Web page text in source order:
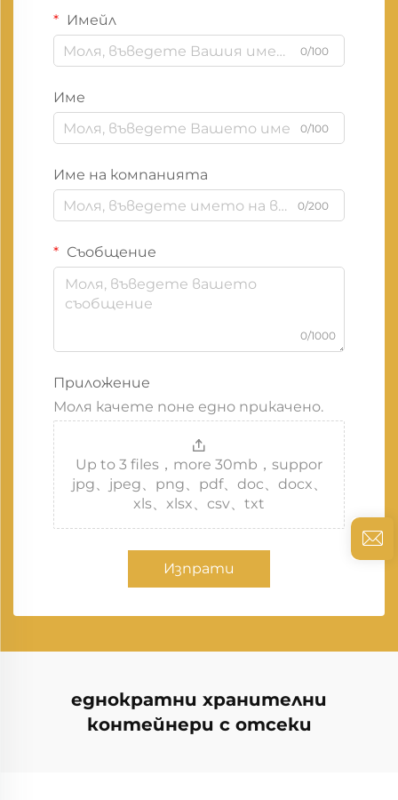
Имейл
0/100
Име
0/100
Име на компанията
0/200
Съобщение
0/1000
Приложение
Моля качете поне едно прикачено.
Up to 3 files，more 30mb，suppor
jpg、jpeg、png、pdf、doc、docx、
xls、xlsx、csv、txt
Изпрати
еднократни хранителни
контейнери с отсеки